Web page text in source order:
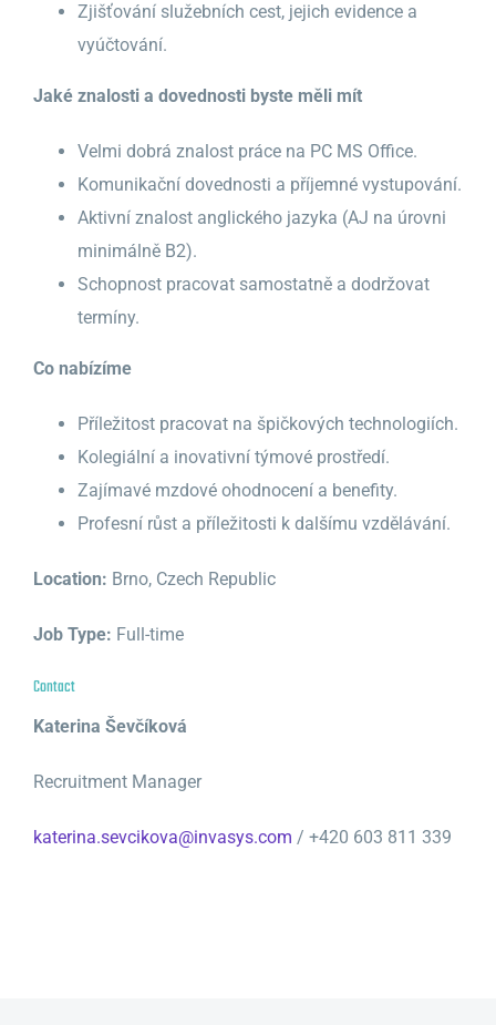
Zjišťování služebních cest, jejich evidence a
vyúčtování.
Jaké znalosti a dovednosti byste měli mít
Velmi dobrá znalost práce na PC MS Office.
Komunikační dovednosti a příjemné vystupování.
Aktivní znalost anglického jazyka (AJ na úrovni
minimálně B2).
Schopnost pracovat samostatně a dodržovat
termíny.
Co nabízíme
Příležitost pracovat na špičkových technologiích.
Kolegiální a inovativní týmové prostředí.
Zajímavé mzdové ohodnocení a benefity.
Profesní růst a příležitosti k dalšímu vzdělávání.
Location: Brno, Czech Republic
Job Type: Full-time
Contact
Katerina Ševčíková
Recruitment Manager
katerina.sevcikova@invasys.com / +420 603 811 339